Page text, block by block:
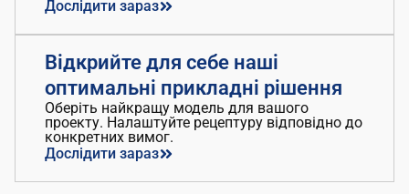
Дослідити зараз
Відкрийте для себе наші
оптимальні прикладні рішення
Оберіть найкращу модель для вашого
проекту. Налаштуйте рецептуру відповідно до
конкретних вимог.
Дослідити зараз